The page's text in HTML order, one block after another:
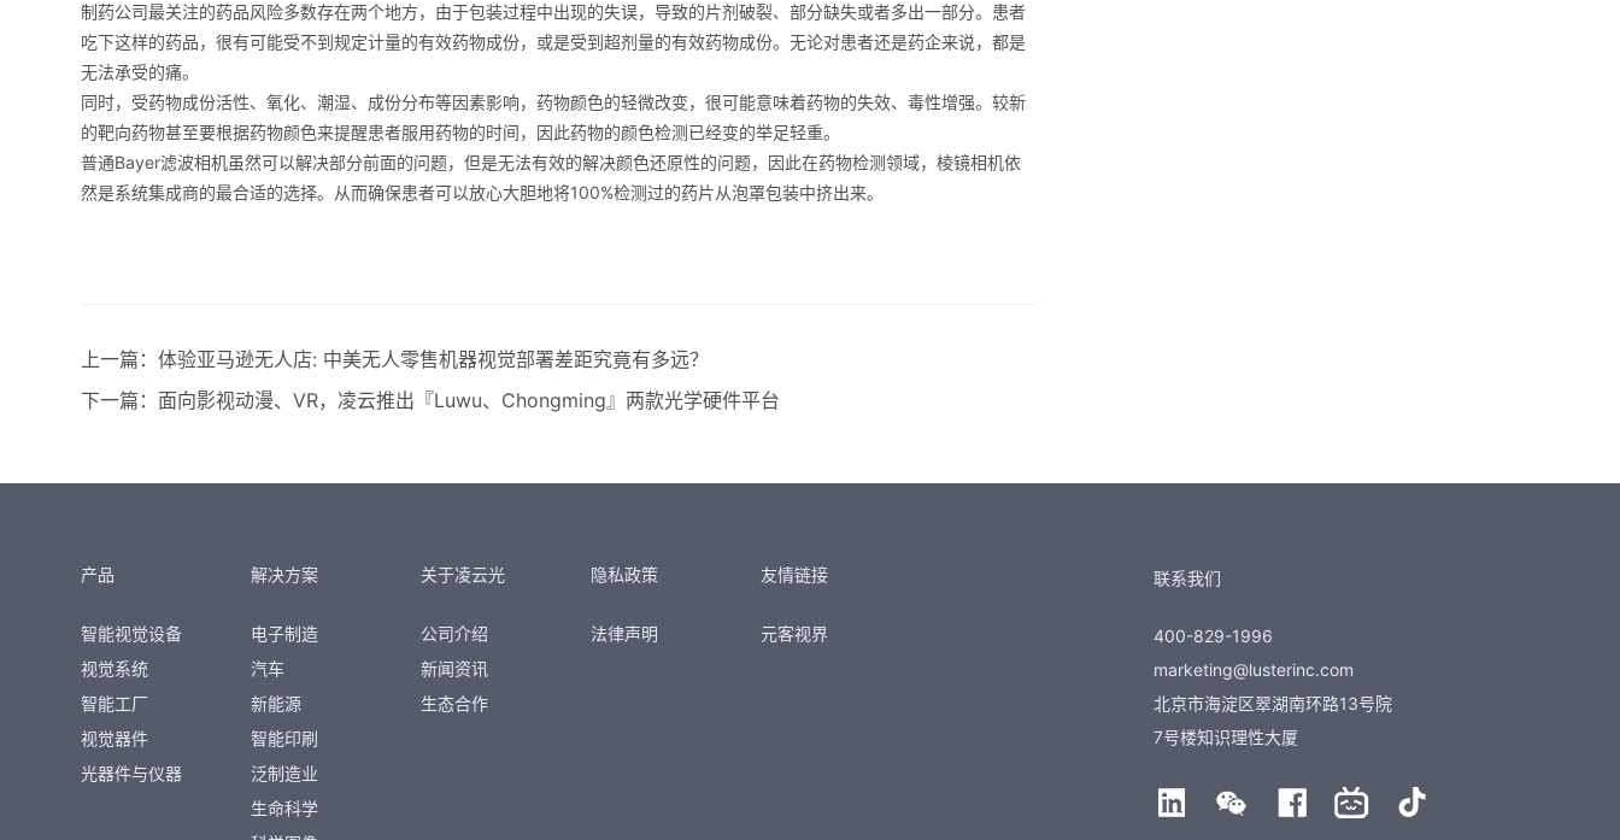
制药公司最关注的药品风险多数存在两个地方，由于包装过程中出现的失误，导致的片剂破裂、部分缺失或者多出一部分。患者
吃下这样的药品，很有可能受不到规定计量的有效药物成份，或是受到超剂量的有效药物成份。无论对患者还是药企来说，都是
无法承受的痛。
同时，受药物成份活性、氧化、潮湿、成份分布等因素影响，药物颜色的轻微改变，很可能意味着药物的失效、毒性增强。较新
的靶向药物甚至要根据药物颜色来提醒患者服用药物的时间，因此药物的颜色检测已经变的举足轻重。
普通Bayer滤波相机虽然可以解决部分前面的问题，但是无法有效的解决颜色还原性的问题，因此在药物检测领域，棱镜相机依
然是系统集成商的最合适的选择。从而确保患者可以放心大胆地将100%检测过的药片从泡罩包装中挤出来。
上一篇：体验亚马逊无人店: 中美无人零售机器视觉部署差距究竟有多远？
下一篇： 面向影视动漫、VR，凌云推出『Luwu、Chongming』两款光学硬件平台
产品
智能视觉设备
视觉系统
智能工厂
视觉器件
光器件与仪器
解决方案
电子制造
汽车
新能源
智能印刷
泛制造业
生命科学
关于凌云光
公司介绍
新闻资讯
生态合作
隐私政策
法律声明
友情链接
元客视界
联系我们
400-829-1996
marketing@lusterinc.com
北京市海淀区翠湖南环路13号院
7号楼知识理性大厦